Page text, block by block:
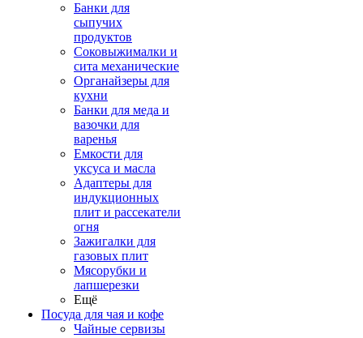
Банки для
сыпучих
продуктов
Соковыжималки и
сита механические
Органайзеры для
кухни
Банки для меда и
вазочки для
варенья
Емкости для
уксуса и масла
Адаптеры для
индукционных
плит и рассекатели
огня
Зажигалки для
газовых плит
Мясорубки и
лапшерезки
Ещё
Посуда для чая и кофе
Чайные сервизы